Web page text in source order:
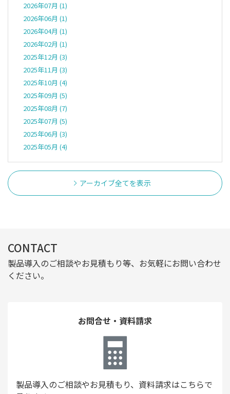
2026年07月 (1)
2026年06月 (1)
2026年04月 (1)
2026年02月 (1)
2025年12月 (3)
2025年11月 (3)
2025年10月 (4)
2025年09月 (5)
2025年08月 (7)
2025年07月 (5)
2025年06月 (3)
2025年05月 (4)
アーカイブ全てを表示
CONTACT
製品導入のご相談やお見積もり等、お気軽にお問い合わせ
ください。
お問合せ・資料請求
製品導入のご相談やお見積もり、資料請求はこちらで